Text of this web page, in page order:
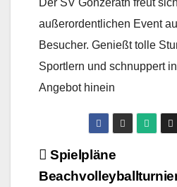
Der SV Gonzerath freut
außerordentlichen Event
Besucher. Genießt tolle
Sportlern und schnuppert
Angebot hinein
Spielpläne